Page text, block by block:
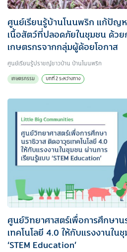
ศูนย์เรียนรู้บ้านโนนพริก แก้ปัญ
เนื้อสัตว์ที่ปลอดภัยในชุมชน ด้ว
เกษตรกรจากกลุ่มผู้ด้อยโอกาส
ศูนย์เรียนรู้ปราชญ์ชาวบ้าน บ้านโนนพริก
เกษตรกรรม บทที่ 2 ระหว่างทาง
ศูนย์วิทยาศาสตร์เพื่อการศึกษาน
เทคโนโลยี 4.0 ให้กับแรงงานใน
‘STEM Education’